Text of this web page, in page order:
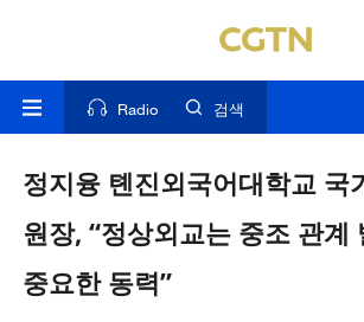
Radio 검색
정지융 톈진외국어대학교 국
원장, “정상외교는 중조 관계
중요한 동력”